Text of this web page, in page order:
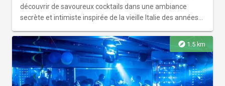
découvrir de savoureux cocktails dans une ambiance
secrète et intimiste inspirée de la vieille Italie des années
explore 1.5 km